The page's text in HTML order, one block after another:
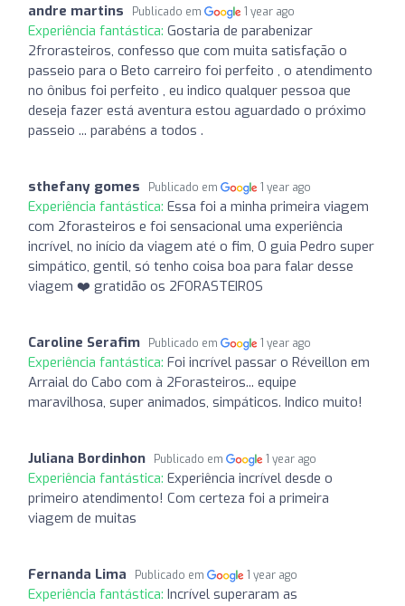
andre martins Publicado em 1 year ago
Experiência fantástica: Gostaria de parabenizar
2frorasteiros, confesso que com muita satisfação o
passeio para o Beto carreiro foi perfeito , o atendimento
no ônibus foi perfeito , eu indico qualquer pessoa que
deseja fazer está aventura estou aguardado o próximo
passeio ... parabéns a todos .
sthefany gomes Publicado em 1 year ago
Experiência fantástica: Essa foi a minha primeira viagem
com 2forasteiros e foi sensacional uma experiência
incrível, no início da viagem até o fim, O guia Pedro super
simpático, gentil, só tenho coisa boa para falar desse
viagem ❤️ gratidão os 2FORASTEIROS
Caroline Serafim Publicado em 1 year ago
Experiência fantástica: Foi incrível passar o Réveillon em
Arraial do Cabo com à 2Forasteiros... equipe
maravilhosa, super animados, simpáticos. Indico muito!
Juliana Bordinhon Publicado em 1 year ago
Experiência fantástica: Experiência incrível desde o
primeiro atendimento! Com certeza foi a primeira
viagem de muitas
Fernanda Lima Publicado em 1 year ago
Experiência fantástica: Incrível superaram as